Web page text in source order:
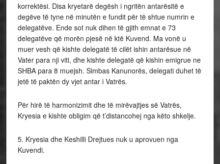
korrektësi. Disa kryetarë degësh i ngritën antarësitë e
degëve të tyne në minutën e fundit për të shtue numrin e
delegatëve. Ende sot nuk dihen të gjith emnat e 73
delegatëve që morën pjesë në ktë Kuvend. Ma vonë u
muer vesh që kishte delegatë të cilët ishin antarësue në
Vater para nji viti, dhe kishte delegatë që kishin emigrue ne
SHBA para 8 muejsh. Simbas Kanunorës, delegati duhet të
jetë të paktën dy vjet antar i Vatrës.
Për hirë të harmonizimit dhe të mirëvajtjes së Vatrës,
Kryesia e kishte obligim që t’distancohej nga këto shkelje.
5. Kryesia dhe Keshilli Drejtues nuk u aprovuen nga
Kuvendi.